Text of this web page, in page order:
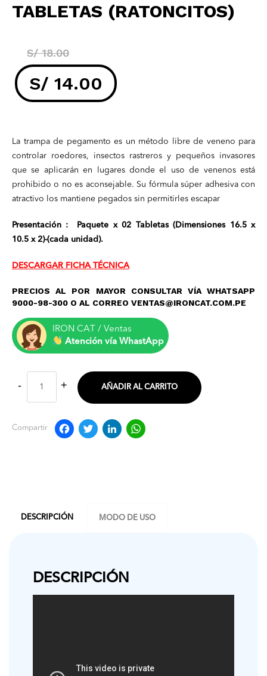
TABLETAS (RATONCITOS)
S/18.00
precio
era:
S/ 18.00.
S/ 14.00
precio
actual
es:
S/ 14.00.
La trampa de pegamento es un método libre de veneno para
controlar roedores, insectos rastreros y pequeños invasores
que se aplicarán en lugares donde el uso de venenos está
prohibido o no es aconsejable. Su fórmula súper adhesiva con
atractivo los mantiene pegados sin permitirles escapar
Presentación : Paquete x 02 Tabletas (Dimensiones 16.5 x
10.5 x 2)-(cada unidad).
DESCARGAR FICHA TÉCNICA
PRECIOS AL POR MAYOR CONSULTAR VÍA WHATSAPP
9000-98-300 O AL CORREO VENTAS@IRONCAT.COM.PE
IRON CAT / Ventas
Atención vía WhastApp
AÑADIR AL CARRITO
Compartir Facebook
TwitterLinkedIn
DESCRIPCIÓN MODO DE USO
DESCRIPCIÓN